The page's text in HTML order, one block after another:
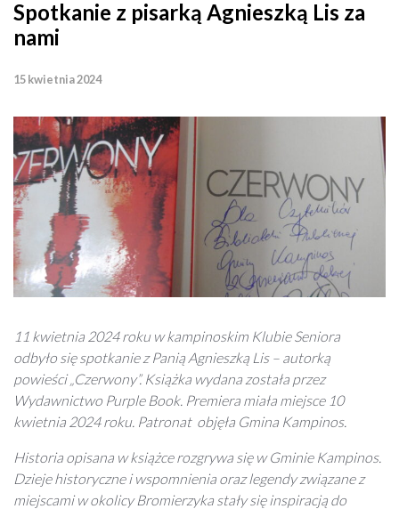
Spotkanie z pisarką Agnieszką Lis za
nami
15 kwietnia 2024
11 kwietnia 2024 roku w kampinoskim Klubie Seniora
odbyło się spotkanie z Panią Agnieszką Lis – autorką
powieści „Czerwony”. Książka wydana została przez
Wydawnictwo Purple Book. Premiera miała miejsce 10
kwietnia 2024 roku. Patronat objęła Gmina Kampinos.
Historia opisana w książce rozgrywa się w Gminie Kampinos.
Dzieje historyczne i wspomnienia oraz legendy związane z
miejscami w okolicy Bromierzyka stały się inspiracją do